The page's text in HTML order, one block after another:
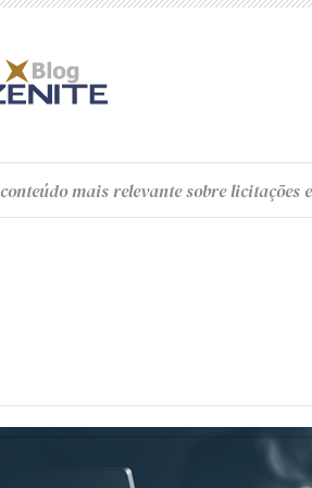
conteúdomais relevante sobre licitações